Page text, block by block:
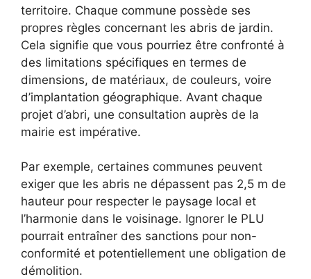
territoire. Chaque commune possède ses
propres règles concernant les abris de jardin.
Cela signifie que vous pourriez être confronté à
des limitations spécifiques en termes de
dimensions, de matériaux, de couleurs, voire
d’implantation géographique. Avant chaque
projet d’abri, une consultation auprès de la
mairie est impérative.
Par exemple, certaines communes peuvent
exiger que les abris ne dépassent pas 2,5 m de
hauteur pour respecter le paysage local et
l’harmonie dans le voisinage. Ignorer le PLU
pourrait entraîner des sanctions pour non-
conformité et potentiellement une obligation de
démolition.